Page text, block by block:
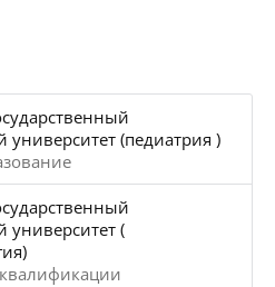
университет (педиатрия )
университет (